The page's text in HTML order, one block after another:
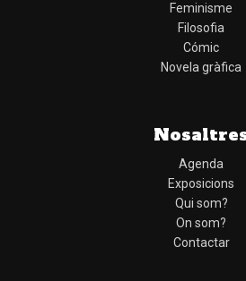
Feminisme
Filosofia
Cómic
Novela gràfica
Agenda
Exposicions
Qui som?
On som?
Contactar